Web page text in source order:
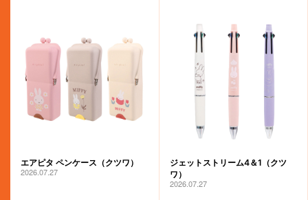
エアピタ ペンケース（クツワ）
2026.07.27
ジェットストリーム4＆1（クツ
ワ）
2026.07.27